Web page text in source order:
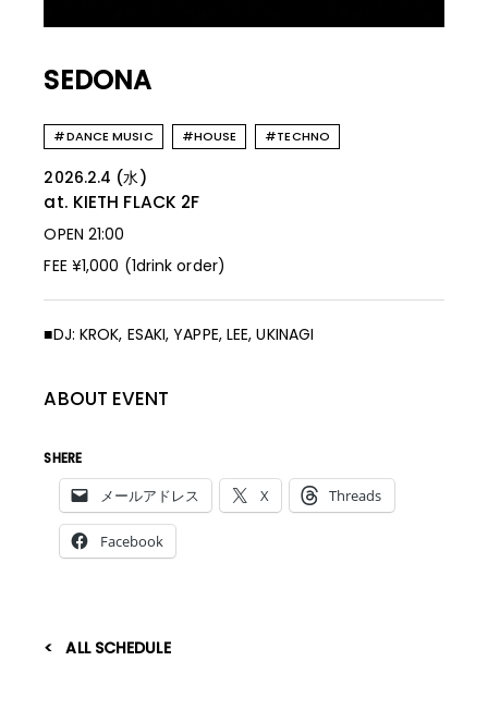
SEDONA
#DANCE MUSIC #HOUSE #TECHNO
2026.2.4 (水)
at. KIETH FLACK 2F
OPEN 21:00
FEE ¥1,000 (1drink order)
■DJ: KROK, ESAKI, YAPPE, LEE, UKINAGI
ABOUT EVENT
SHERE
メールアドレス X Threads
Facebook
ALL SCHEDULE